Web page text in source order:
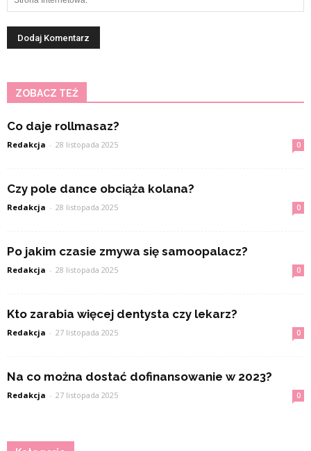
ZOBACZ TEŻ
Co daje rollmasaz?
Redakcja - 28 listopada 2025 0
Czy pole dance obciąża kolana?
Redakcja - 28 listopada 2025 0
Po jakim czasie zmywa się samoopalacz?
Redakcja - 28 listopada 2025 0
Kto zarabia więcej dentysta czy lekarz?
Redakcja - 27 listopada 2025 0
Na co można dostać dofinansowanie w 2023?
Redakcja - 27 listopada 2025 0